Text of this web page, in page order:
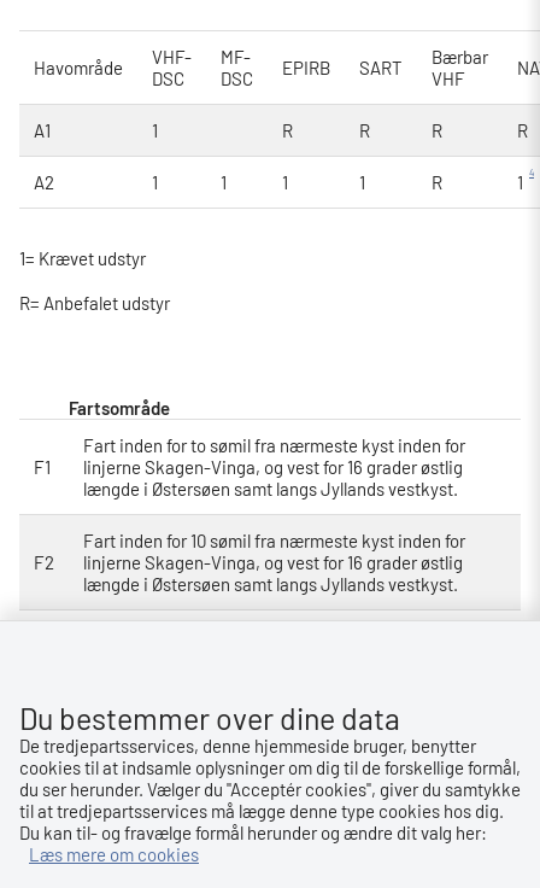
Havområde
VHF-
DSC
MF-
DSC
EPIRB SART
Bærbar
VHF
A1 1 R R R R
A2 1 1 1 1 R 1 4
1= Krævet udstyr
R= Anbefalet udstyr
Fartsområde
F1
Fart inden for to sømil fra nærmeste kyst inden for
linjerne Skagen-Vinga, og vest for 16 grader østlig
længde i Østersøen samt langs Jyllands vestkyst.
F2
Fart inden for 10 sømil fra nærmeste kyst inden for
linjerne Skagen-Vinga, og vest for 16 grader østlig
længde i Østersøen samt langs Jyllands vestkyst.
F4
Fart inden for linjerne øst for 6 grader østlig længde i
Nordsøen og syd for 56 grader nordlig bredde i
Østersøen.
F5
Fart i Nordsøen øst for 4 grader vestlig længde, syd for
62 grader nordlig bredde og syd for 56 grader nordlig
bredde i Østersøen
Du bestemmer over dine data
De tredjepartsservices, denne hjemmeside bruger, benytter
cookies til at indsamle oplysninger om dig til de forskellige formål,
du ser herunder. Vælger du ''Acceptér cookies'', giver du samtykke
til at tredjepartsservices må lægge denne type cookies hos dig.
Du kan til- og fravælge formål herunder og ændre dit valg her:
Læs mere om cookies